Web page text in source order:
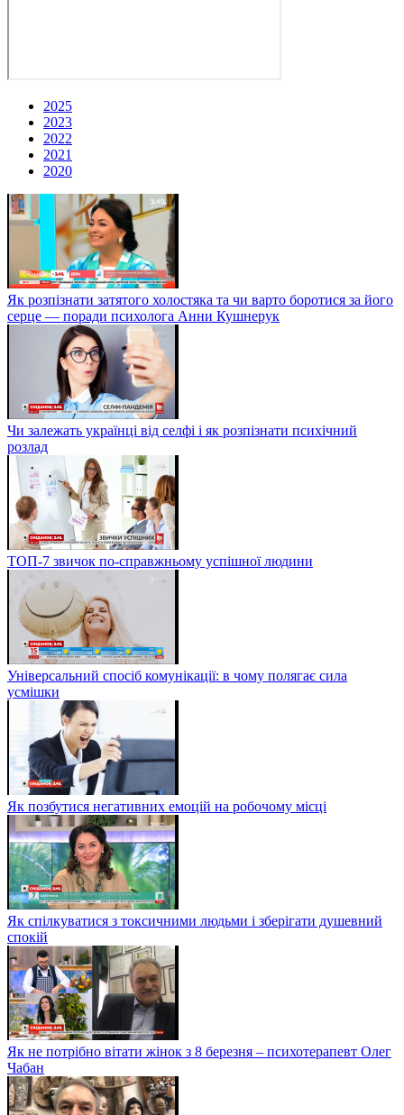
2025
2023
2022
2021
2020
Як розпізнати затятого холостяка та чи варто боротися за його
серце — поради психолога Анни Кушнерук
Чи залежать українці від селфі і як розпізнати психічний
розлад
ТОП-7 звичок по-справжньому успішної людини
Універсальний спосіб комунікації: в чому полягає сила
усмішки
Як позбутися негативних емоцій на робочому місці
Як спілкуватися з токсичними людьми і зберігати душевний
спокій
Як не потрібно вітати жінок з 8 березня – психотерапевт Олег
Чабан